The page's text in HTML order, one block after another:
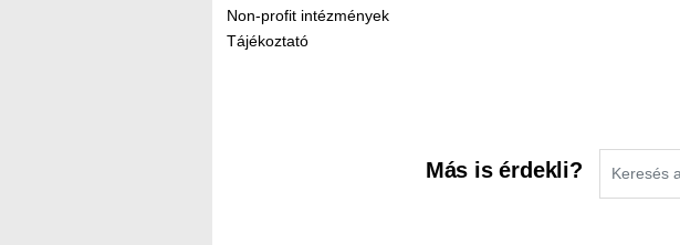
Non-profit intézmények
Tájékoztató
Más is érdekli?